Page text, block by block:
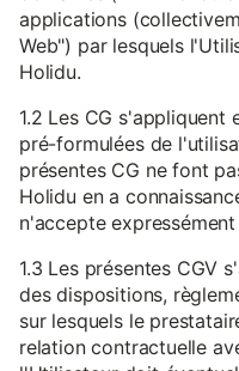
applications
Web") par lesquels
Holidu.
1.2 Les CG
pré-formulées de
présentes CG ne font
Holidu en a
n'accepte
1.3 Les présentes CGV
des dispositions,
sur lesquels le
relation contractuelle